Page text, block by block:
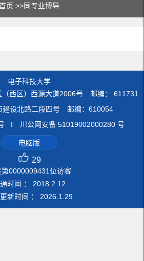
页 >>同专业博导
电子科技大学
（西区）西源大道2006号 邮编： 611731
建设北路二段四号 邮编：610054
I 川公网安备 51019002000280 号
电脑版
29
第0000009431位访客
时间 ： 2018 2 12
新时间 ： 2026 1 29